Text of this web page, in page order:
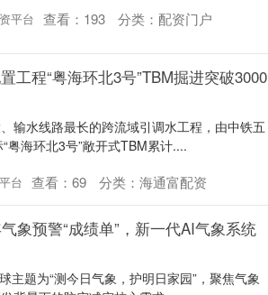
平台 查看： 193 分类： 配资门户
工程“粤海环北3号”TBM掘进突破3000
水线路最长的跨流域引调水工程，由中铁五
粤海环北3号”敞开式TBM累计....
台 查看： 69 分类： 海通富配资
象预警“成绩单”，新一代AI气象系统
题为“测今日气象，护明日家园”，聚焦气象